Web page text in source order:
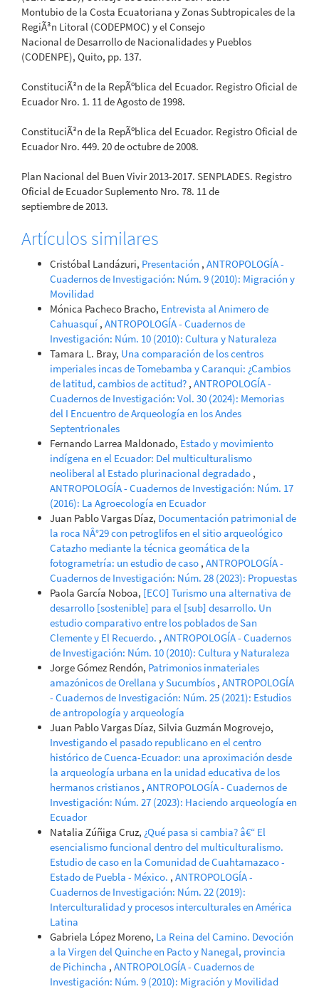
Montubio de la Costa Ecuatoriana y Zonas Subtropicales de la
RegiÃ³n Litoral (CODEPMOC) y el Consejo
Nacional de Desarrollo de Nacionalidades y Pueblos
(CODENPE), Quito, pp. 137.
ConstituciÃ³n de la RepÃºblica del Ecuador. Registro Oficial de
Ecuador Nro. 1. 11 de Agosto de 1998.
ConstituciÃ³n de la RepÃºblica del Ecuador. Registro Oficial de
Ecuador Nro. 449. 20 de octubre de 2008.
Plan Nacional del Buen Vivir 2013-2017. SENPLADES. Registro
Oficial de Ecuador Suplemento Nro. 78. 11 de
septiembre de 2013.
Artículos similares
Cristóbal Landázuri, Presentación , ANTROPOLOGÍA -
Cuadernos de Investigación: Núm. 9 (2010): Migración y
Movilidad
Mónica Pacheco Bracho, Entrevista al Animero de
Cahuasquí , ANTROPOLOGÍA - Cuadernos de
Investigación: Núm. 10 (2010): Cultura y Naturaleza
Tamara L. Bray, Una comparación de los centros
imperiales incas de Tomebamba y Caranqui: ¿Cambios
de latitud, cambios de actitud? , ANTROPOLOGÍA -
Cuadernos de Investigación: Vol. 30 (2024): Memorias
del I Encuentro de Arqueología en los Andes
Septentrionales
Fernando Larrea Maldonado, Estado y movimiento
indígena en el Ecuador: Del multiculturalismo
neoliberal al Estado plurinacional degradado ,
ANTROPOLOGÍA - Cuadernos de Investigación: Núm. 17
(2016): La Agroecología en Ecuador
Juan Pablo Vargas Díaz, Documentación patrimonial de
la roca NÂ°29 con petroglifos en el sitio arqueológico
Catazho mediante la técnica geomática de la
fotogrametría: un estudio de caso , ANTROPOLOGÍA -
Cuadernos de Investigación: Núm. 28 (2023): Propuestas
Paola García Noboa, [ECO] Turismo una alternativa de
desarrollo [sostenible] para el [sub] desarrollo. Un
estudio comparativo entre los poblados de San
Clemente y El Recuerdo. , ANTROPOLOGÍA - Cuadernos
de Investigación: Núm. 10 (2010): Cultura y Naturaleza
Jorge Gómez Rendón, Patrimonios inmateriales
amazónicos de Orellana y Sucumbíos , ANTROPOLOGÍA
- Cuadernos de Investigación: Núm. 25 (2021): Estudios
de antropología y arqueología
Juan Pablo Vargas Díaz, Silvia Guzmán Mogrovejo,
Investigando el pasado republicano en el centro
histórico de Cuenca-Ecuador: una aproximación desde
la arqueología urbana en la unidad educativa de los
hermanos cristianos , ANTROPOLOGÍA - Cuadernos de
Investigación: Núm. 27 (2023): Haciendo arqueología en
Ecuador
Natalia Zúñiga Cruz, ¿Qué pasa si cambia? â€“ El
esencialismo funcional dentro del multiculturalismo.
Estudio de caso en la Comunidad de Cuahtamazaco -
Estado de Puebla - México. , ANTROPOLOGÍA -
Cuadernos de Investigación: Núm. 22 (2019):
Interculturalidad y procesos interculturales en América
Latina
Gabriela López Moreno, La Reina del Camino. Devoción
a la Virgen del Quinche en Pacto y Nanegal, provincia
de Pichincha , ANTROPOLOGÍA - Cuadernos de
Investigación: Núm. 9 (2010): Migración y Movilidad